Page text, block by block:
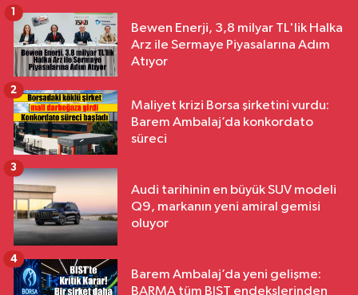
Bewen Enerji, 3,8 milyar TL'lik Halka
Arz ile Sermaye Piyasalarına Adım
Atıyor
1
Maliyet krizi Borsa şirketini vurdu:
Barem Ambalaj’da konkordato
süreci
2
Audi tarihinin en büyük SUV modeli
Q9, markanın yeni amiral gemisi
oluyor
3
Barem Ambalaj’da yeni gelişme:
BARMA tüm BIST endekslerinden
4